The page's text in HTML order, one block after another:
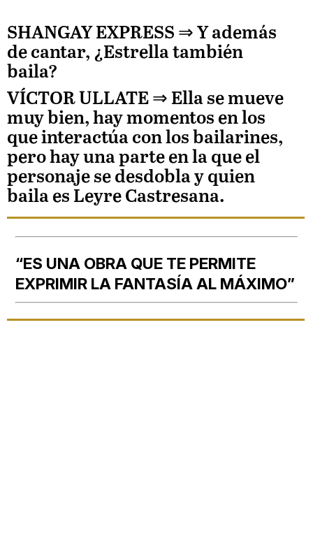
SHANGAY EXPRESS ⇒ Y además
de cantar, ¿Estrella también
baila?
VÍCTOR ULLATE ⇒ Ella se mueve
muy bien, hay momentos en los
que interactúa con los bailarines,
pero hay una parte en la que el
personaje se desdobla y quien
baila es Leyre Castresana.
“ES UNA OBRA QUE TE PERMITE
EXPRIMIR LA FANTASÍA AL MÁXIMO”